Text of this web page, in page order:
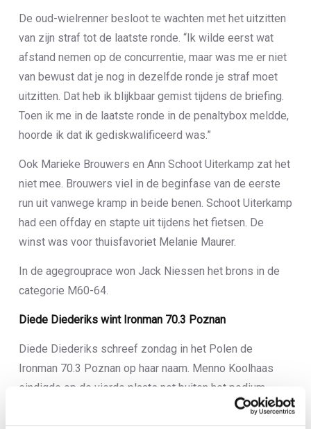
De oud-wielrenner besloot te wachten met het uitzitten
van zijn straf tot de laatste ronde. “Ik wilde eerst wat
afstand nemen op de concurrentie, maar was me er niet
van bewust dat je nog in dezelfde ronde je straf moet
uitzitten. Dat heb ik blijkbaar gemist tijdens de briefing.
Toen ik me in de laatste ronde in de penaltybox meldde,
hoorde ik dat ik gediskwalificeerd was.”
Ook Marieke Brouwers en Ann Schoot Uiterkamp zat het
niet mee. Brouwers viel in de beginfase van de eerste
run uit vanwege kramp in beide benen. Schoot Uiterkamp
had een offday en stapte uit tijdens het fietsen. De
winst was voor thuisfavoriet Melanie Maurer.
In de agegrouprace won Jack Niessen het brons in de
categorie M60-64.
Diede Diederiks wint Ironman 70.3 Poznan
Diede Diederiks schreef zondag in het Polen de
Ironman 70.3 Poznan op haar naam. Menno Koolhaas
eindigde op de vierde plaats net buiten het podium.